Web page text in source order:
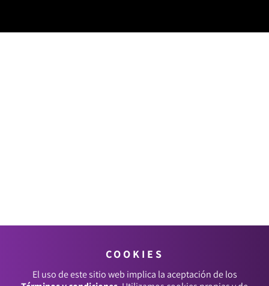
COOKIES
El uso de este sitio web implica la aceptación de los